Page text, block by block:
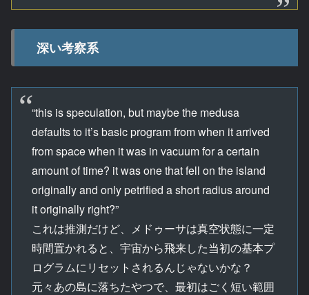
深い考察系
“this is speculation, but maybe the medusa
defaults to it’s basic program from when it arrived
from space when it was in vacuum for a certain
amount of time? it was one that fell on the island
originally and only petrified a short radius around
it originally right?”
これは推測だけど、メドゥーサは真空状態に一定
時間置かれると、宇宙から飛来した当初の基本プ
ログラムにリセットされるんじゃないかな？
元々あの島に落ちたやつで、最初はごく短い範囲